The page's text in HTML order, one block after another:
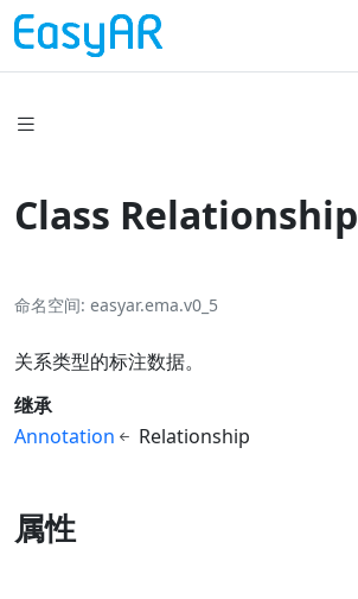
Class Relationship
命名空间 easyar.ema.v0_5
关系类型的标注数据。
继承
Annotation
Relationship
属性